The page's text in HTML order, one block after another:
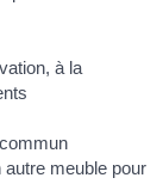
à la
meuble pour